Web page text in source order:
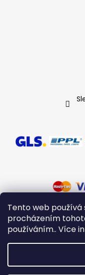
Tento web používá
procházením
používáním.. Více
Copyright 2026